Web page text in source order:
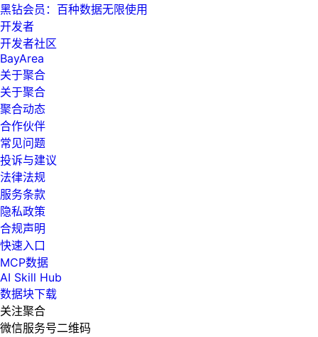
黑钻会员：百种数据无限使用
开发者
开发者社区
BayArea
关于聚合
关于聚合
聚合动态
合作伙伴
常见问题
投诉与建议
法律法规
服务条款
隐私政策
合规声明
快速入口
MCP数据
AI Skill Hub
数据块下载
关注聚合
微信服务号二维码